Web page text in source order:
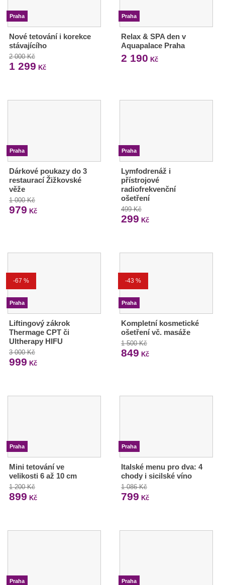
Praha
Nové tetování i korekce
stávajícího
2 000 Kč
1 299 Kč
Praha
Relax & SPA den v
Aquapalace Praha
2 190 Kč
Praha
Dárkové poukazy do 3
restaurací Žižkovské
věže
1 000 Kč
979 Kč
Praha
Lymfodrenáž i
přístrojové
radiofrekvenční
ošetření
499 Kč
299 Kč
-67 %
Praha
Liftingový zákrok
Thermage CPT či
Ultherapy HIFU
3 000 Kč
999 Kč
-43 %
Praha
Kompletní kosmetické
ošetření vč. masáže
1 500 Kč
849 Kč
Praha
Mini tetování ve
velikosti 6 až 10 cm
1 200 Kč
899 Kč
Praha
Italské menu pro dva: 4
chody i sicilské víno
1 086 Kč
799 Kč
Praha Praha